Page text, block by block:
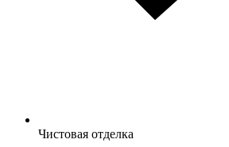
Чистовая отделка